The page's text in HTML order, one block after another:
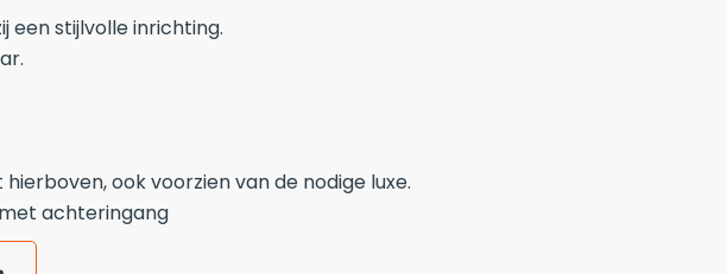
een stijlvolle inrichting.
ook voorzien van de nodige luxe.
achteringang